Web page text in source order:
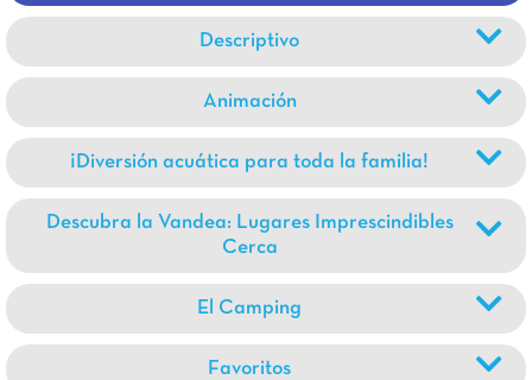
Descriptivo
Animación
¡Diversión acuática para toda la familia!
Descubra la Vandea: Lugares Imprescindibles
Cerca
El Camping
Favoritos